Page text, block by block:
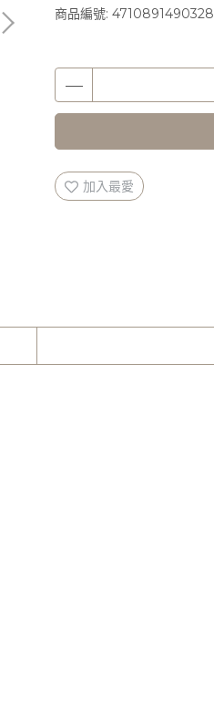
商品編號: 4710891490328
加入最愛